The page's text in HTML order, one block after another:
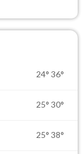
24° 36°
25° 30°
25° 38°